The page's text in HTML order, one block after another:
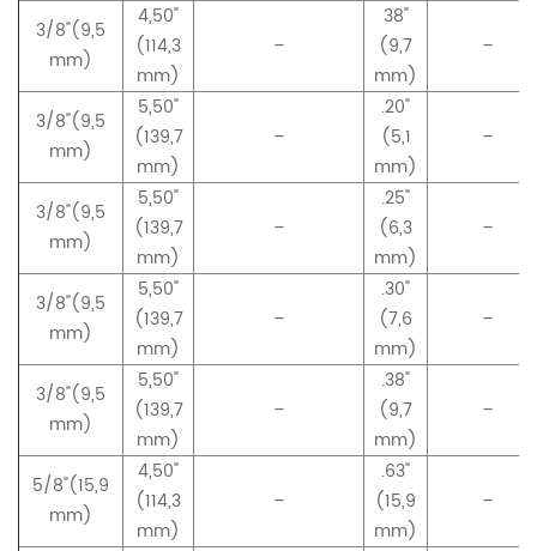
3/8"(9,5
mm)
4,50"
(114,3
mm)
–
38"
(9,7
mm)
–
3/8"(9,5
mm)
5,50"
(139,7
mm)
–
.20"
(5,1
mm)
–
3/8"(9,5
mm)
5,50"
(139,7
mm)
–
.25"
(6,3
mm)
–
3/8"(9,5
mm)
5,50"
(139,7
mm)
–
.30"
(7,6
mm)
–
3/8"(9,5
mm)
5,50"
(139,7
mm)
–
.38"
(9,7
mm)
–
5/8"(15,9
mm)
4,50"
(114,3
mm)
–
.63"
(15,9
mm)
–